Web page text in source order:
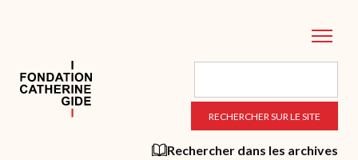
principal
Rechercher dans les archives